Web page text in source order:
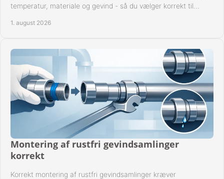
temperatur, materiale og gevind - så du vælger korrekt til
1. august 2026
Montering af rustfri gevindsamlinger
korrekt
Korrekt montering af rustfri gevindsamlinger kræver